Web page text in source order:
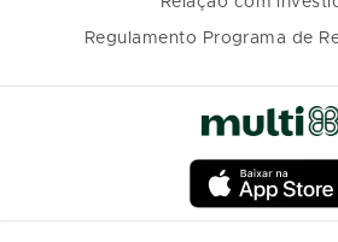
Regulamento Programa de